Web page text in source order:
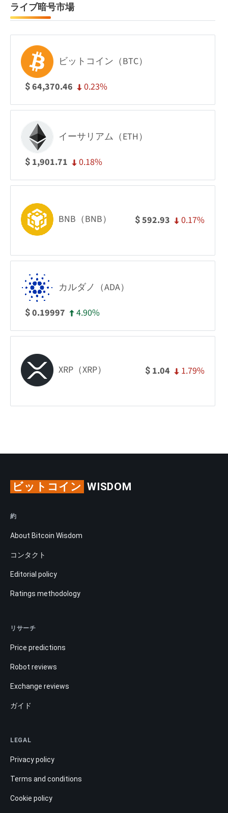
ライブ暗号市場
ビットコイン（BTC）
$64,370.46 0.23%
イーサリアム（ETH）
$ 1,901.71 0.18%
BNB（BNB） $592.93 0.17%
カルダノ（ADA）
$0.19997 4.90%
XRP（XRP） $ 1.04 1.79%
ビットコイン WISDOM
約
About Bitcoin Wisdom
コンタクト
Editorial policy
Ratings methodology
リサーチ
Price predictions
Robot reviews
Exchange reviews
ガイド
LEGAL
Privacy policy
Terms and conditions
Cookie policy